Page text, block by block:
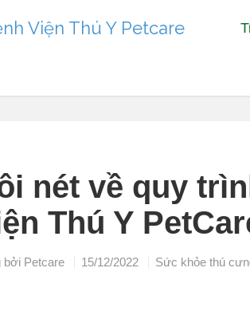
nét về quy
Thú Y
bởi Petcare 15/12/2022 Sức khỏe thú